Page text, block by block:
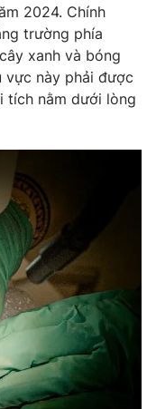
sản
Việt
bằng AI
2024. Chính
trường phía
xanh và bóng
vực này phải được
tích nằm dưới lòng